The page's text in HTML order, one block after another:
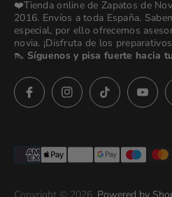
❤️Tienda online de Zapatos de
2016. Envíos a toda España.
especial, por ello ofrecemos
novia. ¡Disfruta de los
👠 Síguenos y pisa fuerte hacia
Search
contact us
Asesoras👰🏻24h 627 23
💒 Novias Reales 💍✨
🚚 Envío y Cambios
Política de Privacidad
Imágenes descargables